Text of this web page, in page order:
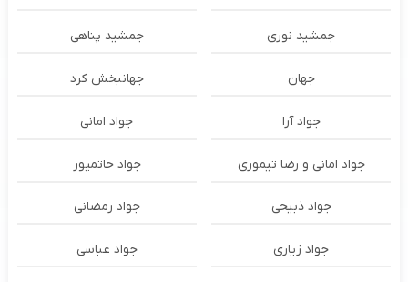
جمشید نوری جمشید پناهی
جهان جهانبخش کرد
جواد آرا جواد امانی
جواد امانی و رضا تیموری جواد حاتمپور
جواد ذبیحی جواد رمضانی
جواد زیاری جواد عباسی